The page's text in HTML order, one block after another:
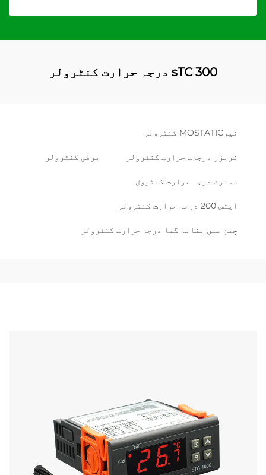
sTC 300 درجہ حرارت کنٹرولر
ثیرMOSTATIC کنٹرولر
فريزر درجات حرارت کنٹرولر برفی کنٹرولر
سمارٹ درجہ حرارت کنٹرول
ایٹس 200 درجہ حرارت کنٹرولر
چین میں بنایا گیا درجہ حرارت کنٹرولر